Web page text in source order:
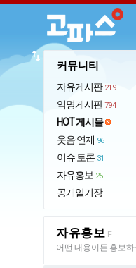
커뮤니티
자유게시판 219
익명게시판 794
HOT 게시물
웃음·연재 96
이슈·토론 31
자유홍보 25
공개일기장
import_export
자유홍보 F
어떤 내용이든 홍보